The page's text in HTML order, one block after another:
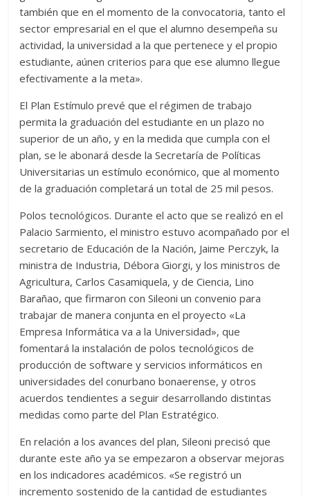
también que en el momento de la convocatoria, tanto el
sector empresarial en el que el alumno desempeña su
actividad, la universidad a la que pertenece y el propio
estudiante, aúnen criterios para que ese alumno llegue
efectivamente a la meta».
El Plan Estímulo prevé que el régimen de trabajo
permita la graduación del estudiante en un plazo no
superior de un año, y en la medida que cumpla con el
plan, se le abonará desde la Secretaría de Políticas
Universitarias un estímulo económico, que al momento
de la graduación completará un total de 25 mil pesos.
Polos tecnológicos. Durante el acto que se realizó en el
Palacio Sarmiento, el ministro estuvo acompañado por el
secretario de Educación de la Nación, Jaime Perczyk, la
ministra de Industria, Débora Giorgi, y los ministros de
Agricultura, Carlos Casamiquela, y de Ciencia, Lino
Barañao, que firmaron con Sileoni un convenio para
trabajar de manera conjunta en el proyecto «La
Empresa Informática va a la Universidad», que
fomentará la instalación de polos tecnológicos de
producción de software y servicios informáticos en
universidades del conurbano bonaerense, y otros
acuerdos tendientes a seguir desarrollando distintas
medidas como parte del Plan Estratégico.
En relación a los avances del plan, Sileoni precisó que
durante este año ya se empezaron a observar mejoras
en los indicadores académicos. «Se registró un
incremento sostenido de la cantidad de estudiantes